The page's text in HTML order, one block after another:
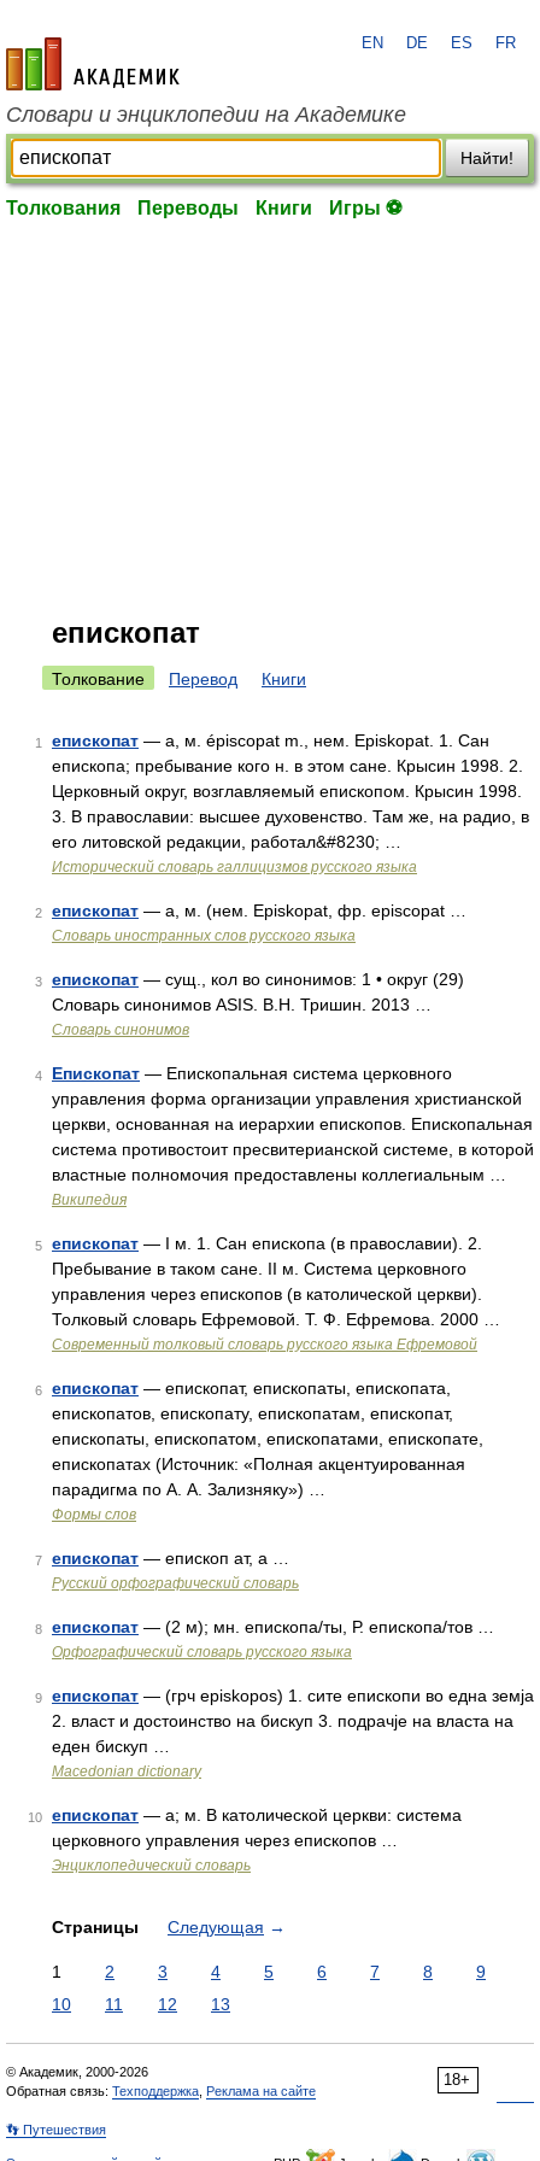
academic.ru
EN DE ES FR
Словари и энциклопедии на Академике
Найти!
Толкования Переводы Книги Игры ⚽
епископат
Толкование Перевод Книги
1 епископат — а, м. épiscopat m., нем. Episkopat. 1. Сан
епископа; пребывание кого н. в этом сане. Крысин 1998. 2.
Церковный округ, возглавляемый епископом. Крысин 1998.
3. В православии: высшее духовенство. Там же, на радио, в
его литовской редакции, работал&#8230; …
Исторический словарь галлицизмов русского языка
2 епископат — а, м. (нем. Episkopat, фр. episcopat …
Словарь иностранных слов русского языка
3 епископат — сущ., кол во синонимов: 1 • округ (29)
Словарь синонимов ASIS. В.Н. Тришин. 2013 …
Словарь синонимов
4 Епископат — Епископальная система церковного
управления форма организации управления христианской
церкви, основанная на иерархии епископов. Епископальная
система противостоит пресвитерианской системе, в которой
властные полномочия предоставлены коллегиальным …
Википедия
5 епископат — I м. 1. Сан епископа (в православии). 2.
Пребывание в таком сане. II м. Система церковного
управления через епископов (в католической церкви).
Толковый словарь Ефремовой. Т. Ф. Ефремова. 2000 …
Современный толковый словарь русского языка Ефремовой
6 епископат — епископат, епископаты, епископата,
епископатов, епископату, епископатам, епископат,
епископаты, епископатом, епископатами, епископате,
епископатах (Источник: «Полная акцентуированная
парадигма по А. А. Зализняку») …
Формы слов
7 епископат — епископ ат, а …
Русский орфографический словарь
8 епископат — (2 м); мн. епископа/ты, Р. епископа/тов …
Орфографический словарь русского языка
9 епископат — (грч episkopos) 1. сите епископи во една земја
2. власт и достоинство на бискуп 3. подрачје на власта на
еден бискуп …
Macedonian dictionary
10 епископат — а; м. В католической церкви: система
церковного управления через епископов …
Энциклопедический словарь
Страницы Следующая →
1 2 3 4 5 6 7 8
9
10
11 12 13
18+
© Академик, 2000-2026
Обратная связь: Техподдержка Реклама на сайте
👣 Путешествия